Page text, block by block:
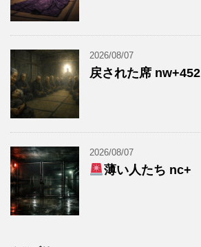
2026/08/07
戻された席 nw+452
2026/08/07
薄い人たち nc+